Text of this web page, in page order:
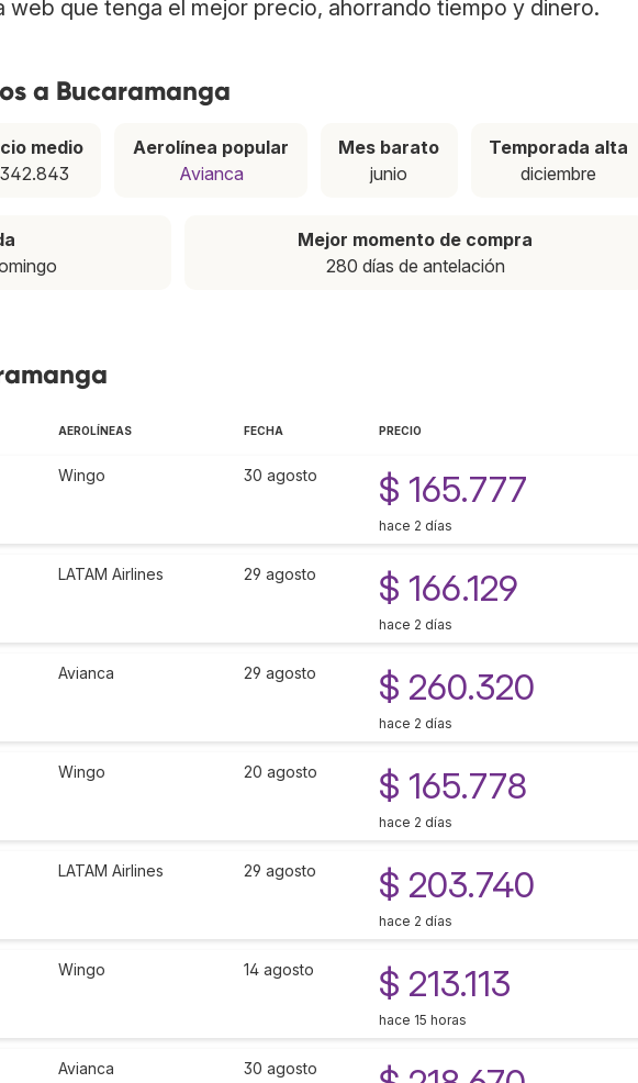
que tenga el mejor precio, ahorrando tiempo y dinero.
a Bucaramanga
medio
Aerolínea popular
Avianca
Mes barato
junio
Temporada alta
diciembre
Mejor momento de compra
280 días de antelación
AEROLÍNEAS FECHA PRECIO
Wingo 30 agosto $ 165.777
hace 2 días
LATAM Airlines 29 agosto $ 166.129
hace 2 días
Avianca 29 agosto $ 260.320
hace 2 días
Wingo 20 agosto $ 165.778
hace 2 días
LATAM Airlines 29 agosto $ 203.740
hace 2 días
Wingo 14 agosto $ 213.113
hace 15 horas
Avianca 30 agosto